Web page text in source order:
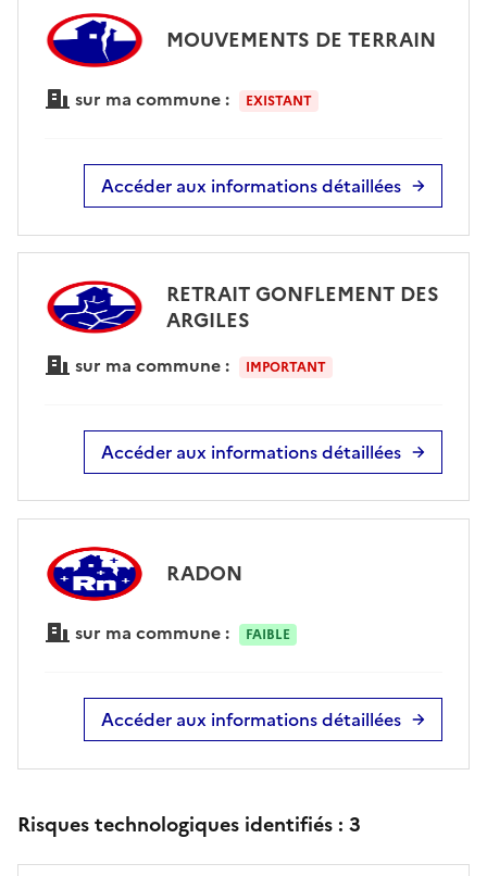
MOUVEMENTS DE TERRAIN
sur ma commune : EXISTANT
Accéder aux informations détaillées
RETRAIT GONFLEMENT DES
ARGILES
sur ma commune : IMPORTANT
Accéder aux informations détaillées
RADON
sur ma commune : FAIBLE
Accéder aux informations détaillées
Risques technologiques identifiés : 3